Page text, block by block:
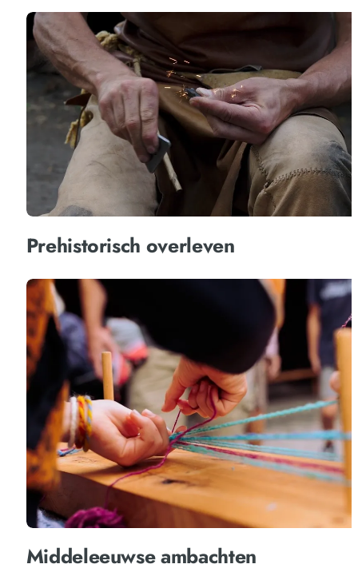
Prehistorisch overleven
Middeleeuwse ambachten